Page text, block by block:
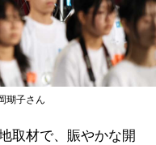
瑚子さん
取材で、賑やかな開